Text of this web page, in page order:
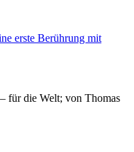
erste Berührung mit
für die Welt; von Thomas